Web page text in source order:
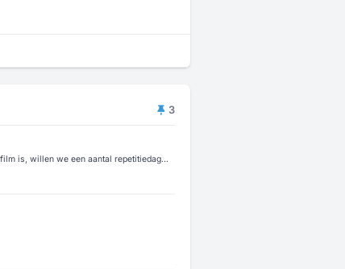
3
is, willen we een aantal repetitiedag...